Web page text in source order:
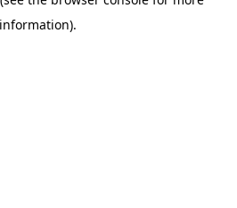
information).